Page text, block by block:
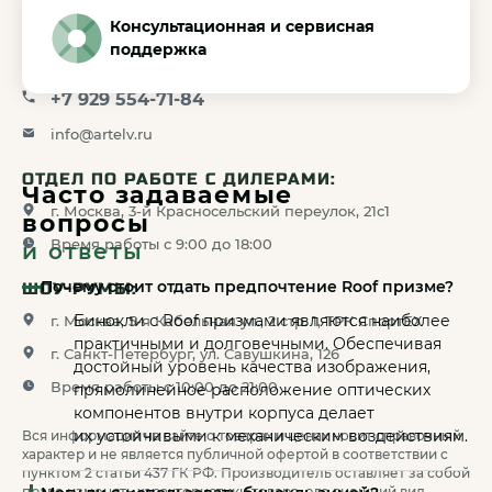
Консультационная и сервисная
поддержка
Часто задаваемые
вопросы
и ответы
Почему стоит отдать предпочтение Roof призме?
Бинокли с Roof призмами являются наиболее
практичными и долговечными. Обеспечивая
достойный уровень качества изображения,
прямолинейное расположение оптических
компонентов внутри корпуса делает
их устойчивыми к механическим воздействиям.
КОНТАКТЫ:
+7 499 397-71-34
+7 929 554-71-84
info@artelv.ru
ОТДЕЛ ПО РАБОТЕ С ДИЛЕРАМИ:
г. Москва, 3-й Красносельский переулок, 21с1
Время работы с 9:00 до 18:00
ШОУ-РУМЫ:
г. Москва, 5-я Кабельная ул., 2 стр. 1, ТРК СпортЕХ
г. Санкт-Петербург, ул. Савушкина, 126
Время работы с 10:00 до 21:00
Вся информация на сайте о товарах и ценах носит справочный
характер и не является публичной офертой в соответствии с
пунктом 2 статьи 437 ГК РФ. Производитель оставляет за собой